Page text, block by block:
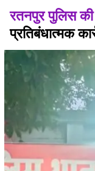
रतनपुर पुलिस की
प्रतिबंधात्मक